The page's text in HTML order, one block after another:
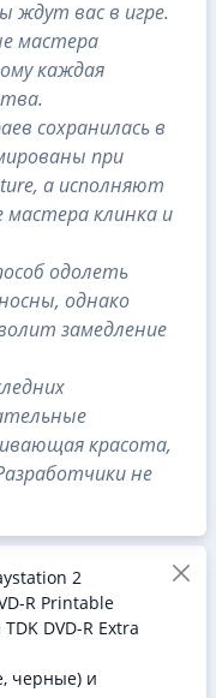
ждут вас в игре.
мастера
каждая
сохранилась в
при
а исполняют
клинка и
одолеть
однако
замедление
красота,
не
2
R Printable
DVD-R Extra
черные) и